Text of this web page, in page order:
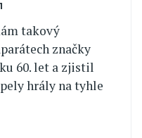
takový
značky
60. let a zjistil
hrály na tyhle